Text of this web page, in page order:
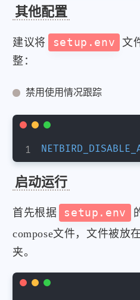
其他配置
建议将 setup.env
文
整：
禁用使用情况跟踪
启动运行
首先根据 setup.env
compose文件，文件被放在
夹。